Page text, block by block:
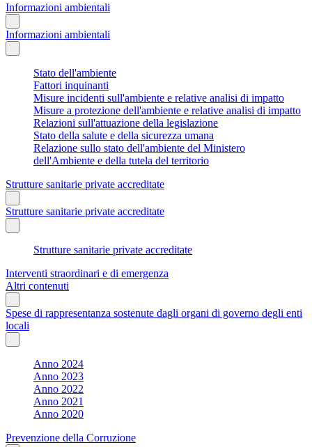
Informazioni ambientali
Informazioni ambientali
Stato dell'ambiente
Fattori inquinanti
Misure incidenti sull'ambiente e relative analisi di impatto
Misure a protezione dell'ambiente e relative analisi di impatto
Relazioni sull'attuazione della legislazione
Stato della salute e della sicurezza umana
Relazione sullo stato dell'ambiente del Ministero
dell'Ambiente e della tutela del territorio
Strutture sanitarie private accreditate
Strutture sanitarie private accreditate
Strutture sanitarie private accreditate
Interventi straordinari e di emergenza
Altri contenuti
Spese di rappresentanza sostenute dagli organi di governo degli enti
locali
Anno 2024
Anno 2023
Anno 2022
Anno 2021
Anno 2020
Prevenzione della Corruzione